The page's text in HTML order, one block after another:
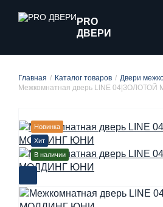
PRO
ДВЕРИ
Главная Каталог товаров Двери
Межкомнатная дверь LINE
Новинка
Хит
В наличии